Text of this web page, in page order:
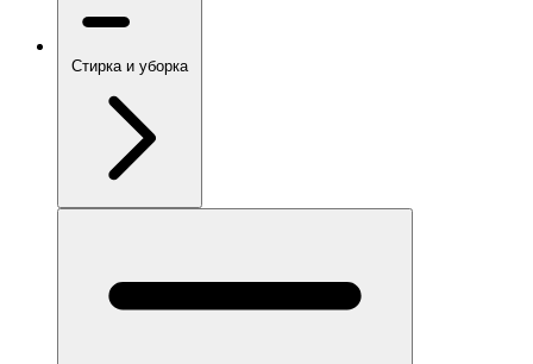
Стирка и уборка